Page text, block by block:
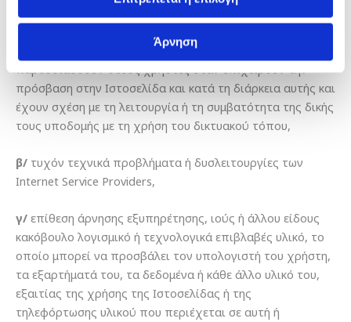
Άρνηση
άλλης φύσης) οφειλόμενη σε:
τυχόν τεχνικά προβλήματα που ενδεχομένως
πρόσβαση στην Ιστοσελίδα και κατά τη διάρκεια αυτής και
έχουν σχέση με τη λειτουργία ή τη συμβατότητα της δικής
τους υποδομής με τη χρήση του δικτυακού τόπου,
β/ τυχόν τεχνικά προβλήματα ή δυσλειτουργίες των
Internet Service Providers,
γ/ επίθεση άρνησης εξυπηρέτησης, ιούς ή άλλου είδους
κακόβουλο λογισμικό ή τεχνολογικά επιβλαβές υλικό, το
οποίο μπορεί να προσβάλει τον υπολογιστή του χρήστη,
τα εξαρτήματά του, τα δεδομένα ή κάθε άλλο υλικό του,
εξαιτίας της χρήσης της Ιστοσελίδας ή της
τηλεφόρτωσης υλικού που περιέχεται σε αυτή ή